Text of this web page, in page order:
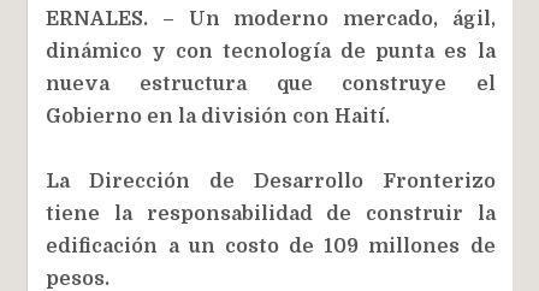
ERNALES. – Un moderno mercado, ágil,
dinámico y con tecnología de punta es la
nueva estructura que construye el
Gobierno en la división con Haití.
La Dirección de Desarrollo Fronterizo
tiene la responsabilidad de construir la
edificación a un costo de 109 millones de
pesos.